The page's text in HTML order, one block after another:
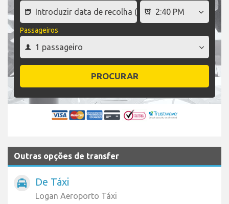
Passageiros
PROCURAR
Outras opções de transfer
local_taxi De Táxi
Logan Aeroporto Táxi